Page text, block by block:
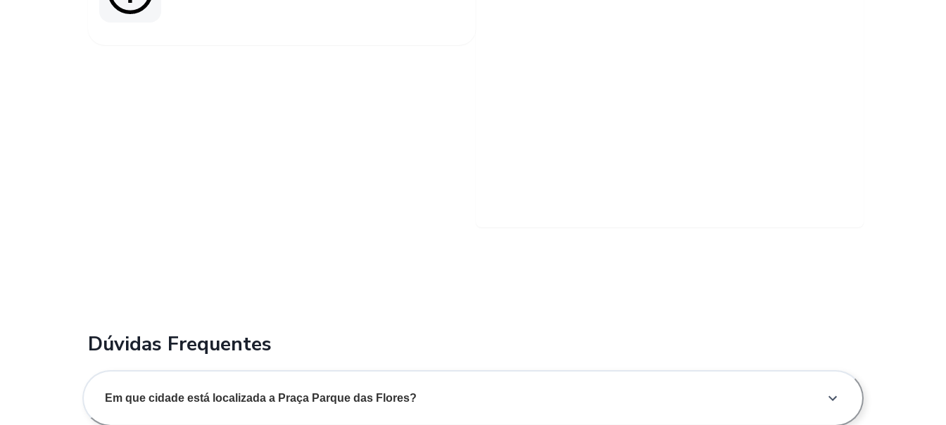
Dúvidas Frequentes
Em que cidade está localizada a Praça Parque das Flores?